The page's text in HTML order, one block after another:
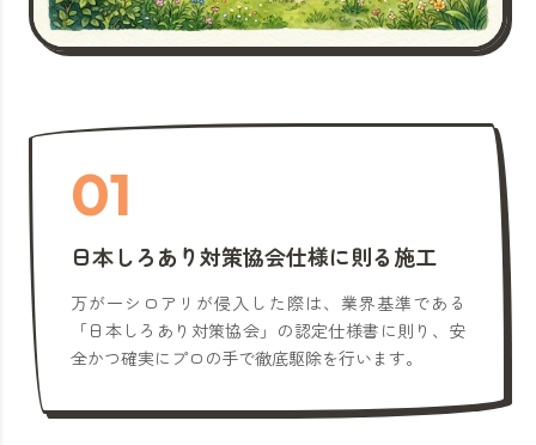
01
日本しろあり対策協会仕様に則る施工
万が一シロアリが侵入した際は、業界基準である
「日本しろあり対策協会」の認定仕様書に則り、安
全かつ確実にプロの手で徹底駆除を行います。